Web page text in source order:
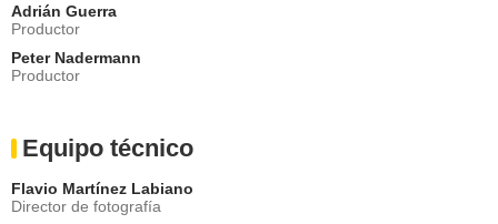
Adrián Guerra
Productor
Peter Nadermann
Productor
Equipo técnico
Flavio Martínez Labiano
Director de fotografía